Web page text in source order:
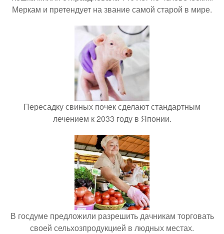
Меркам и претендует на звание самой старой в мире.
Пересадку свиных почек сделают стандартным
лечением к 2033 году в Японии.
В госдуме предложили разрешить дачникам торговать
своей сельхозпродукцией в людных местах.